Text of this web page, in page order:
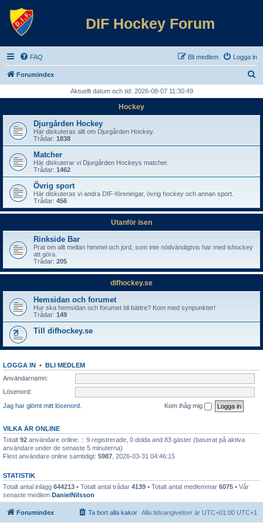
DIF Hockey Forum
FAQ Logga in
Bli medlem
Forumindex
Aktuellt datum och tid: 2026-08-07 11:30:49
Hockey
Djurgården Hockey
Här diskuteras allt om Djurgården Hockey.
Trådar: 1838
Matcher
Här diskuterar vi Djurgården Hockeys matcher.
Trådar: 1462
Övrig sport
Här diskuteras vi andra DIF-föreningar, övrig hockey och annan sport.
Trådar: 456
Utanför isen
Rinkside Bar
Prat om allt mellan himmel och jord, som inte nödvändigtvis har med ishockey
att göra.
Trådar: 205
difhockey.se
Hemsidan och forumet
Hur ska hemsidan och forumet bli bättre? Kom med synpunkter!
Trådar: 149
Till difhockey.se
LOGGA IN • BLI MEDLEM
Användarnamn:
Lösenord:
Jag har glömt mitt lösenord.
Kom ihåg mig
VILKA ÄR ONLINE
Totalt 92 användare online: :: 9 registrerade, 0 dolda and 83 gäster (baserat på aktiva
användare under de senaste 5 minuterna)
Flest användare online samtidigt: 5987 , 2026-03-31 04:46:15
STATISTIK
Totalt antal inlägg 644213 • Totalt antal trådar 4139 • Totalt antal medlemmar 6075 • Vår
senaste medlem DanielNilsson
Forumindex Alla tidsangivelser är UTC+01:00 UTC+1
Ta bort alla kakor